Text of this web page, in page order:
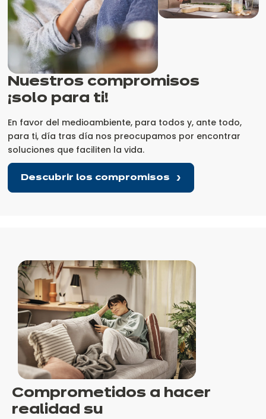
Nuestros compromisos
¡solo para ti!
En favor del medioambiente, para todos y, ante todo,
para ti, día tras día nos preocupamos por encontrar
soluciones que faciliten la vida.
Descubrir los compromisos
Comprometidos a hacer
realidad su